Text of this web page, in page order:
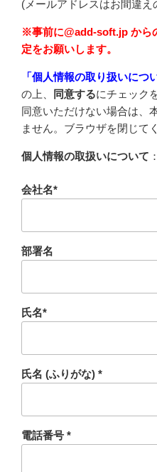
(メールアドレスはお間違
※事前に@add-soft.jp から
定をお願いします。
「個人情報の取り扱いにつ
の上、
同意するにチェック
同意いただけない場合は、
ません。ブラウザを閉じて
個人情報の取扱いについて ：
会社名*
部署名
氏名*
氏名 (ふりがな) *
電話番号 *